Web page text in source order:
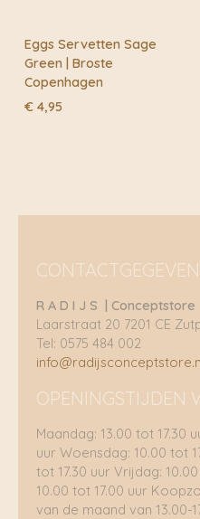
Eggs Servetten Sage
Green | Broste
Copenhagen
€ 4,95
R A D I J S | Conceptstore
Laarstraat 20 7201 CE
Tel: 0575 484 002
OPENINGSTIJDEN
Maandag: 13.00 tot 17.30
uur Woensdag: 10.00 tot
tot 17.30 uur Vrijdag:
10.00 tot 17.00 uur
van de maand van 13.00-